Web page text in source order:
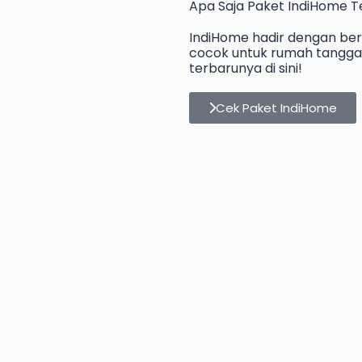
Apa Saja Paket IndiHome
IndiHome hadir dengan
cocok untuk rumah
terbarunya di sini!
Cek Paket IndiHome